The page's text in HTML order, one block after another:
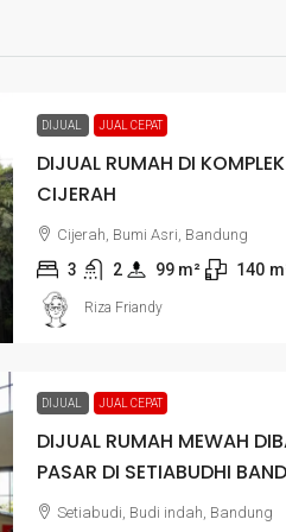
DIJUAL JUAL CEPAT
DIJUAL RUMAH DI
CIJERAH
Cijerah, Bumi Asri, Bandung
3 2 99 m² 140
Riza Friandy
DIJUAL JUAL CEPAT
DIJUAL RUMAH MEWAH
PASAR DI SETIABUDHI
Setiabudi, Budi indah, Bandung